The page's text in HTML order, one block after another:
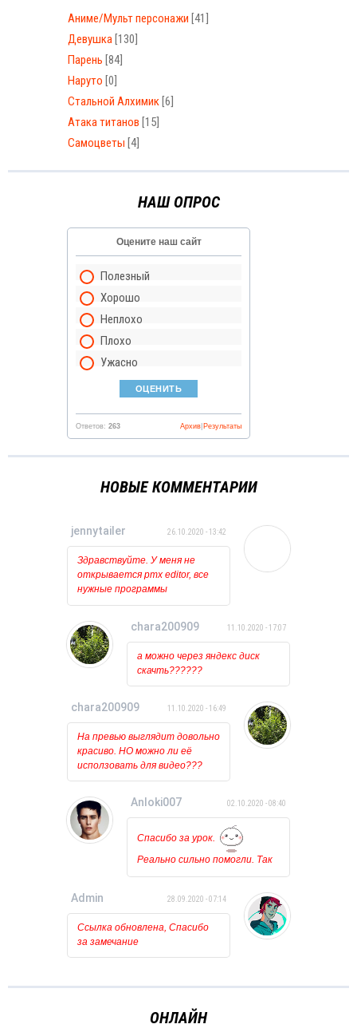
Аниме/Мульт персонажи [41]
Девушка [130]
Парень [84]
Наруто [0]
Стальной Алхимик [6]
Атака титанов [15]
Самоцветы [4]
НАШ ОПРОС
Оцените наш сайт
Полезный
Хорошо
Неплохо
Плохо
Ужасно
Ответов: 263 Результаты
Архив
НОВЫЕ КОММЕНТАРИИ
jennytailer 26.10.2020 - 13:42
Здравствуйте. У меня не
открывается pmx editor, все
нужные программы
установлены и обновлены.
то ничего вообще не
происходит, лишь на курсоре
какое то время мигает
загрузка. Может у кого
нибудь была такая проблема?
chara200909 11.10.2020 - 17:07
а можно через яндекс диск
скачть??????
chara200909 11.10.2020 - 16:49
На превью выглядит довольно
красиво. НО можно ли её
исползовать для видео???
Anloki007 02.10.2020 - 08:40
Спасибо за урок.
Реально сильно помогли. Так
держать!!!
Admin 28.09.2020 - 07:14
Ссылка обновлена, Спасибо
за замечание
ОНЛАЙН